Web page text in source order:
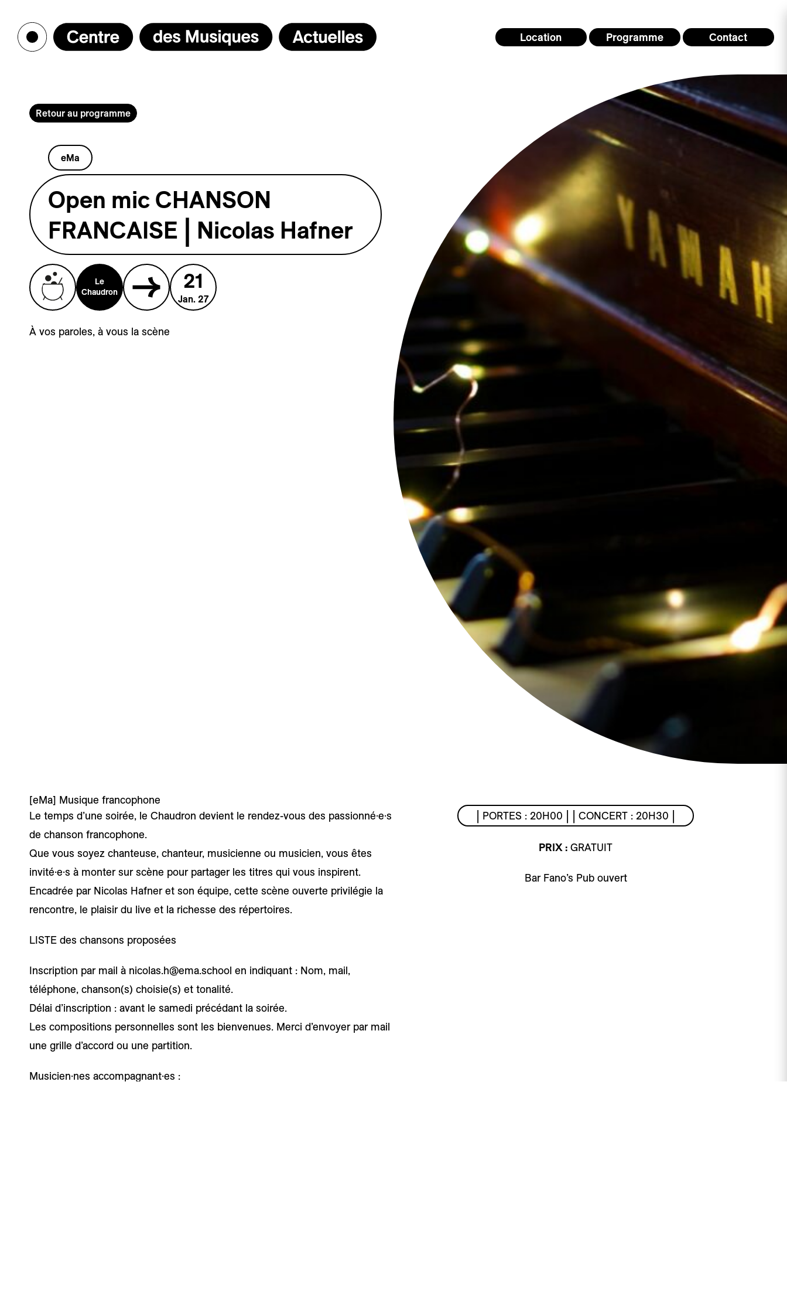
Location Programme Contact
Retour au programme
eMa
Open mic CHANSON
FRANCAISE | Nicolas Hafner
Le
Chaudron
21
Jan. 27
À vos paroles, à vous la scène
| PORTES : 20H00 | | CONCERT : 20H30 |
PRIX : GRATUIT
Bar Fano’s Pub ouvert
[eMa] Musique francophone
Le temps d’une soirée, le Chaudron devient le rendez-vous des passionné·e·s
de chanson francophone.
Que vous soyez chanteuse, chanteur, musicienne ou musicien, vous êtes
invité·e·s à monter sur scène pour partager les titres qui vous inspirent.
Encadrée par Nicolas Hafner et son équipe, cette scène ouverte privilégie la
rencontre, le plaisir du live et la richesse des répertoires.
LISTE des chansons proposées
Inscription par mail à nicolas.h@ema.school en indiquant : Nom, mail,
téléphone, chanson(s) choisie(s) et tonalité.
Délai d’inscription : avant le samedi précédant la soirée.
Les compositions personnelles sont les bienvenues. Merci d’envoyer par mail
une grille d’accord ou une partition.
Musicien·nes accompagnant·es :